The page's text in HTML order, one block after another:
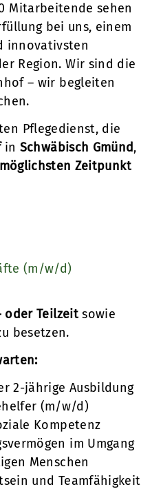
Mitarbeitende sehen
bei uns, einem
innovativsten
Region. Wir sind die
– wir begleiten
Pflegedienst, die
in Schwäbisch Gmünd,
Zeitpunkt
(m/w/d)
oder Teilzeitsowie
besetzen.
2-jährige Ausbildung
(m/w/d)
Kompetenz
im Umgang
Menschen
und Teamfähigkeit